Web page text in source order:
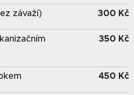
závaží) 300 Kč
350 Kč
450 Kč